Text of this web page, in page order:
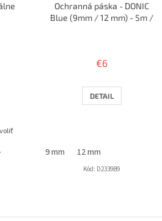
Ochranná páska - DONIC
Blue (9mm / 12 mm) - 5m /
€6
DETAIL
9 mm 12 mm
Kód: D2339B9